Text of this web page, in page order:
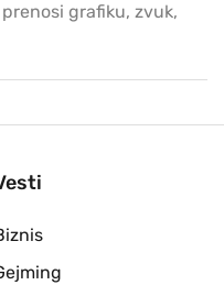
grafiku, zvuk,